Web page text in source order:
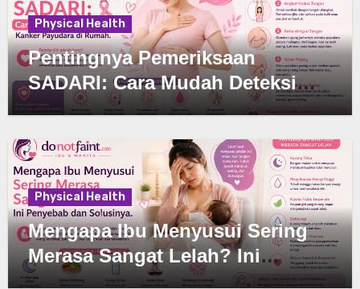
Physical Health
Pentingnya Pemeriksaan
SADARI: Cara Mudah Deteksi
Dini Kanker Payudara di Rumah
Physical Health
Mengapa Ibu Menyusui Sering
Merasa Sangat Lelah? Ini
Penyebab dan Solusinya